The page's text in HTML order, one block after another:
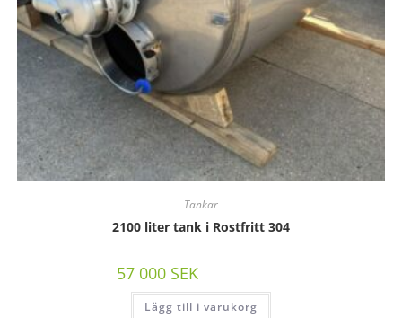
Tankar
2100 liter tank i Rostfritt 304
57 000 SEK
Lägg till i varukorg